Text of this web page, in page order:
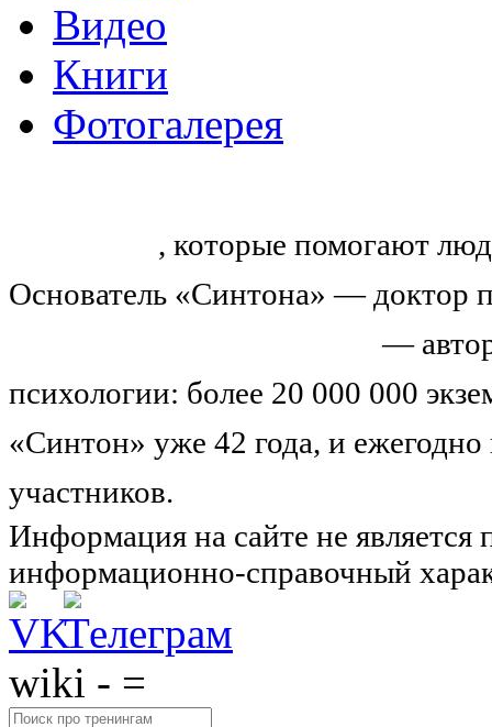
Видео
Книги
Фотогалерея
, которые помогают
Основатель «Синтона» — доктор
—
психологии: более 20 000 000
«Синтон» уже 42 года, и
участников.
Информация на сайте не
информационно-справочный
wiki - =